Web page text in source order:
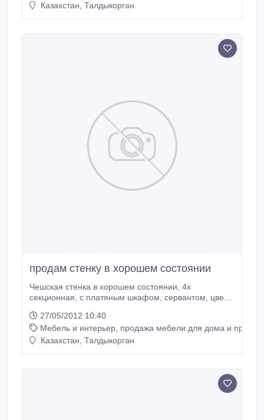
Казахстан, Талдыкорган
продам стенку в хорошем состоянии
Чешская стенка в хорошем состоянии, 4х
секционная, с платяным шкафом, сервантом, цвет-
удобной и вместительной частью интерьера как
зала, так и спальни.Обращайтесь, договоримся!
Контактный телефон - 87051894618, Диляра.
27/05/2012 10:40
Мебель и интерьер, продажа мебели для дома и
Казахстан, Талдыкорган